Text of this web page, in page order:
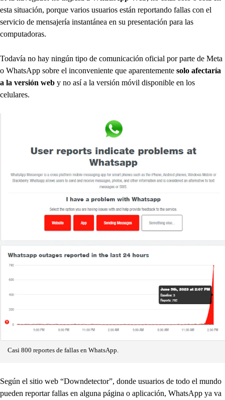
esta situación, porque varios usuarios están reportando fallas con el
servicio de mensajería instantánea en su presentación para las
computadoras.
Todavía no hay ningún tipo de comunicación oficial por parte de Meta
o WhatsApp sobre el inconveniente que aparentemente solo afectaría
a la versión web y no así a la versión móvil disponible en los
celulares.
Casi 800 reportes de fallas en WhatsApp.
Según el sitio web “Downdetector”, donde usuarios de todo el mundo
pueden reportar fallas en alguna página o aplicación, WhatsApp ya va